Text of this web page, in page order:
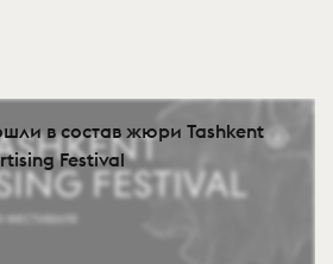
в состав жюри Tashkent
Festival